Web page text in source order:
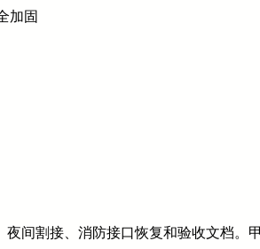
加固
间割接、消防接口恢复和验收文档。